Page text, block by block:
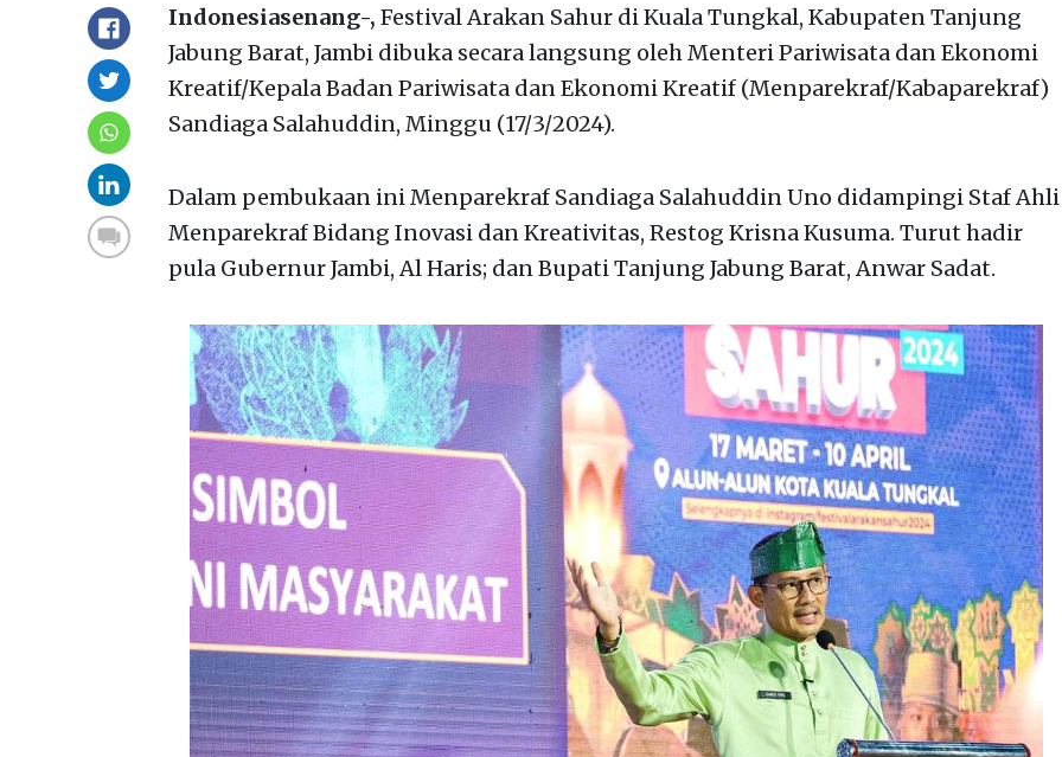
Indonesiasenang-, Festival Arakan Sahur di Kuala Tungkal, Kabupaten Tanjung
Jabung Barat, Jambi dibuka secara langsung oleh Menteri Pariwisata dan Ekonomi
Kreatif/Kepala Badan Pariwisata dan Ekonomi Kreatif (Menparekraf/Kabaparekraf)
Sandiaga Salahuddin, Minggu (17/3/2024).
Dalam pembukaan ini Menparekraf Sandiaga Salahuddin Uno didampingi Staf Ahli
Menparekraf Bidang Inovasi dan Kreativitas, Restog Krisna Kusuma. Turut hadir
pula Gubernur Jambi, Al Haris; dan Bupati Tanjung Jabung Barat, Anwar Sadat.